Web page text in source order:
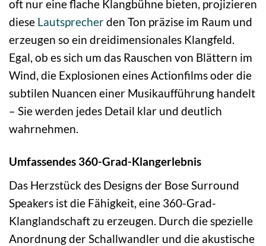
oft nur eine flache Klangbühne bieten, projizieren
diese Lautsprecherden Ton präzise im Raum und
erzeugen so ein dreidimensionales Klangfeld.
Egal, ob es sich um das Rauschen von Blättern im
Wind, die Explosionen eines Actionfilms oder die
subtilen Nuancen einer Musikaufführung handelt
– Sie werden jedes Detail klar und deutlich
wahrnehmen.
Umfassendes 360-Grad-Klangerlebnis
Das Herzstück des Designs der Bose Surround
Speakers ist die Fähigkeit, eine 360-Grad-
Klanglandschaft zu erzeugen. Durch die spezielle
Anordnung der Schallwandler und die akustische